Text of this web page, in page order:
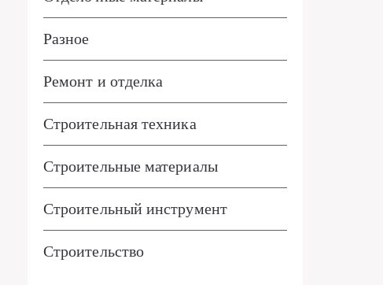
Разное
Ремонт и отделка
Строительная техника
Строительные материалы
Строительный инструмент
Строительство